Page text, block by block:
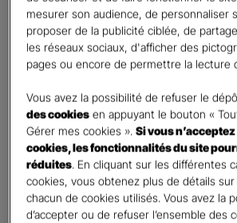
Etes-vous déjà client Gan assurances ?*
Oui
Civilité*
Madame
Monsieur
Contact*
mesurer son audience, de personnaliser
proposer de la publicité ciblée, de
les réseaux sociaux, d'afficher des
pages ou encore de permettre la lecture
Vous avez la possibilité de refuser le
des cookies en appuyant le bouton «
Gérer mes cookies ».Si vous
cookies, les fonctionnalités du site
réduites. En cliquant sur les différentes
cookies, vous obtenez plus de détails
chacun de cookies utilisés. Vous avez la
d’accepter ou de refuser l’ensemble des